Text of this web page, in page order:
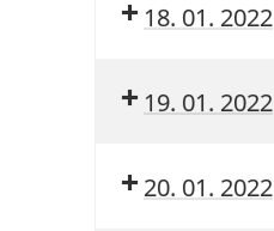
18. 01. 2022
19. 01. 2022
20. 01. 2022